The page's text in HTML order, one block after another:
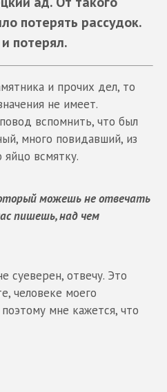
потерять рассудок.
потерял.
и прочих дел, то
не имеет.
вспомнить, что был
много повидавший, из
яйцо всмятку.
можешь не отвечать
пишешь, над чем
суеверен, отвечу. Это
человеке моего
мне кажется, что